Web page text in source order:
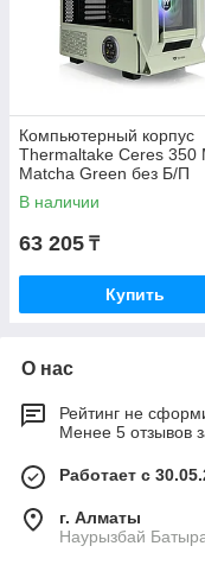
Компьютерный корпус
Thermaltake Ceres 350
Matcha Green без Б/П
В наличии
63 205 ₸
Купить
О нас
Рейтинг не
Менее 5 отзывов
Работает с
г. Алматы
Наурызбай